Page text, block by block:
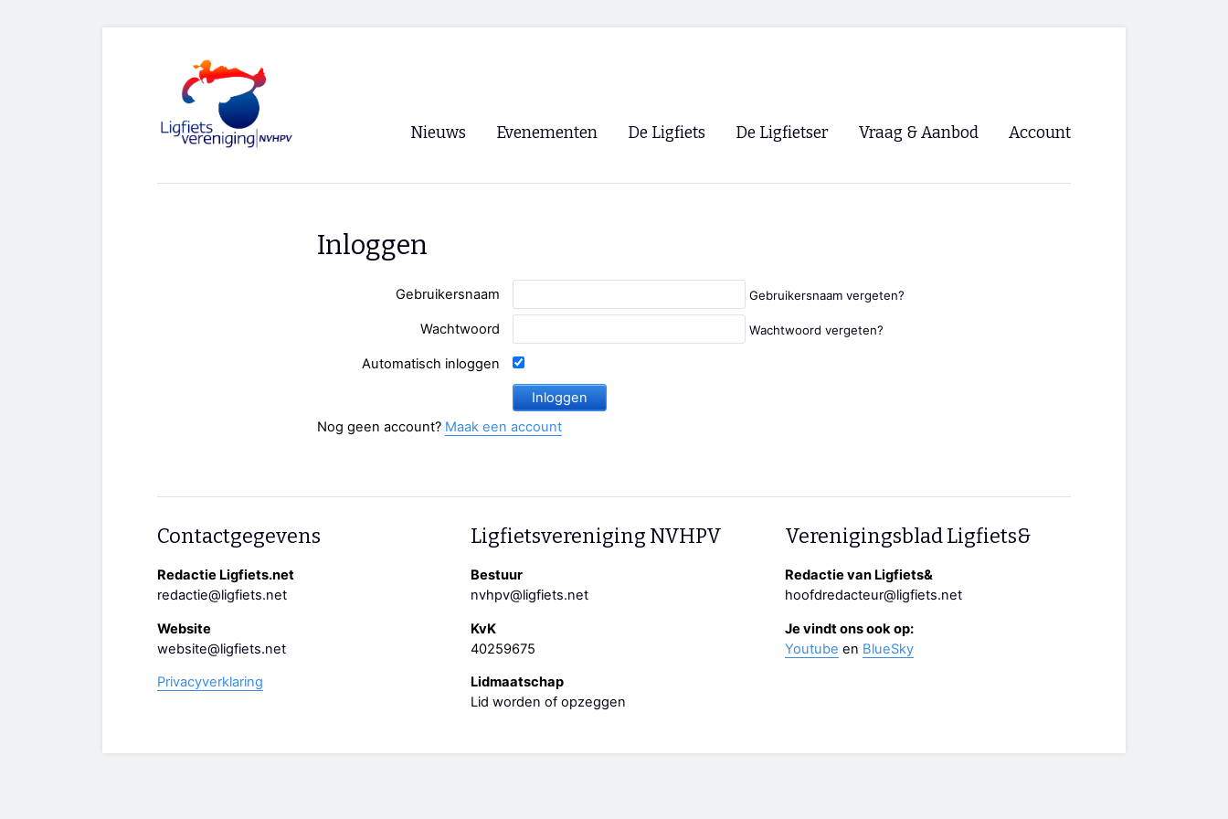
Nieuws Evenementen
Paastreffen
Oliebollentocht
De Ligfiets De Ligfietser
Lokale Fietsverenigingen
Vraag & Aanbod Account
Inloggen
Gebruikersnaam Gebruikersnaam vergeten?
Wachtwoord Wachtwoord vergeten?
Automatisch inloggen
Nog geen account? Maak een account
Contactgegevens
Redactie Ligfiets.net
redactie@ligfiets.net
Website
website@ligfiets.net
Privacyverklaring
Ligfietsvereniging NVHPV
Bestuur
nvhpv@ligfiets.net
KvK
40259675
Lidmaatschap
Lid worden of opzeggen
Verenigingsblad Ligfiets&
Redactie van Ligfiets&
hoofdredacteur@ligfiets.net
Je vindt ons ook op:
Youtube en BlueSky